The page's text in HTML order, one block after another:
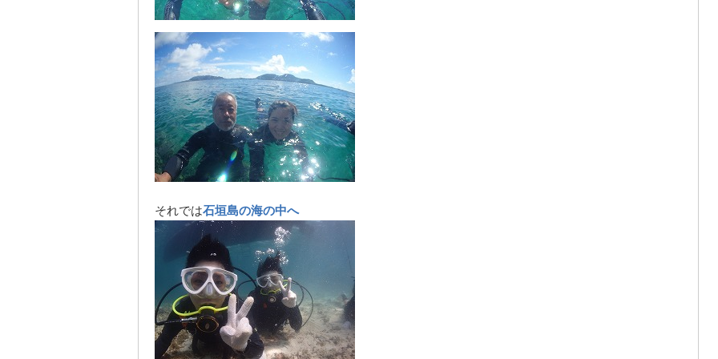
それでは石垣島の海の中へ